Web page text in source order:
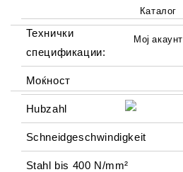
Каталог
Мој акаунт
Технички
спецификации:
Моќност
Hubzahl
Schneidgeschwindigkeit
Stahl bis 400 N/mm²